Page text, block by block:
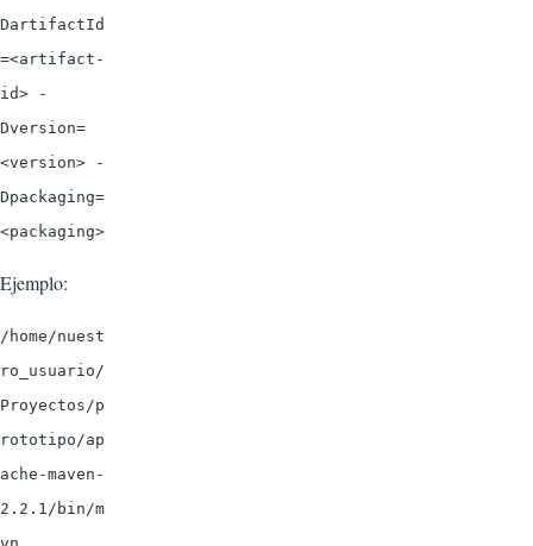
DartifactId
=<artifact-
id> -
Dversion=
<version> -
Dpackaging=
<packaging>
Ejemplo:
/home/nuest
ro_usuario/
Proyectos/p
rototipo/ap
ache-maven-
2.2.1/bin/m